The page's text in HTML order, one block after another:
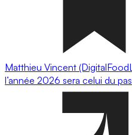
Matthieu Vincent
l’année 2026 sera celui du